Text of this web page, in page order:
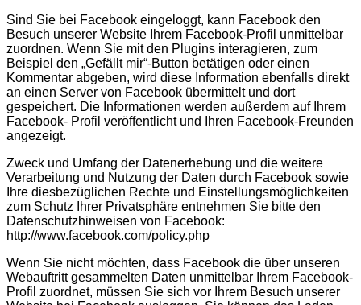
Sind Sie bei Facebook eingeloggt, kann Facebook den
Besuch unserer Website Ihrem Facebook-Profil unmittelbar
zuordnen. Wenn Sie mit den Plugins interagieren, zum
Beispiel den „Gefällt mir“-Button betätigen oder einen
Kommentar abgeben, wird diese Information ebenfalls direkt
an einen Server von Facebook übermittelt und dort
gespeichert. Die Informationen werden außerdem auf Ihrem
Facebook- Profil veröffentlicht und Ihren Facebook-Freunden
angezeigt.
Zweck und Umfang der Datenerhebung und die weitere
Verarbeitung und Nutzung der Daten durch Facebook sowie
Ihre diesbezüglichen Rechte und Einstellungsmöglichkeiten
zum Schutz Ihrer Privatsphäre entnehmen Sie bitte den
Datenschutzhinweisen von Facebook:
http://www.facebook.com/policy.php
Wenn Sie nicht möchten, dass Facebook die über unseren
Webauftritt gesammelten Daten unmittelbar Ihrem Facebook-
Profil zuordnet, müssen Sie sich vor Ihrem Besuch unserer